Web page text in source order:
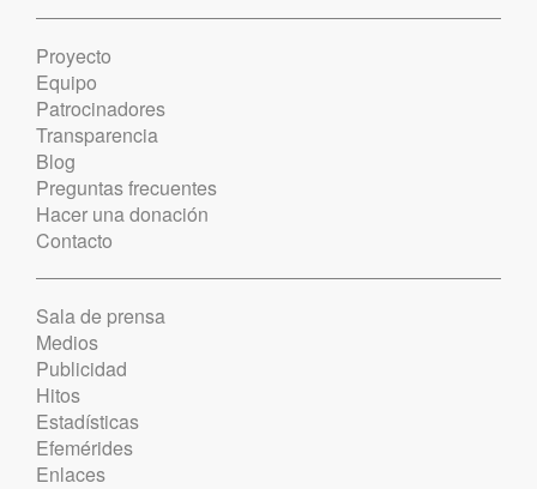
Proyecto
Equipo
Patrocinadores
Transparencia
Blog
Preguntas frecuentes
Hacer una donación
Contacto
Sala de prensa
Medios
Publicidad
Hitos
Estadísticas
Efemérides
Enlaces